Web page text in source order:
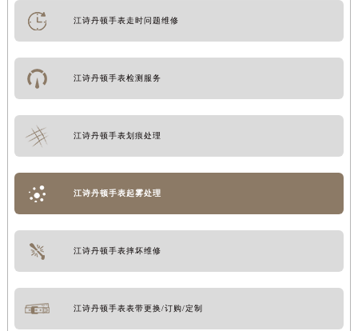
江诗丹顿手表走时问题维修
江诗丹顿手表检测服务
江诗丹顿手表划痕处理
江诗丹顿手表起雾处理
江诗丹顿手表摔坏维修
江诗丹顿手表表带更换/订购/定制